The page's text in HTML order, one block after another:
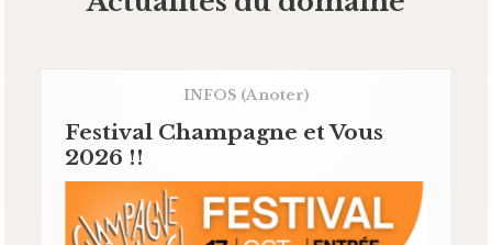
INFOS (A noter)
Festival Champagne et Vous
2026 !!